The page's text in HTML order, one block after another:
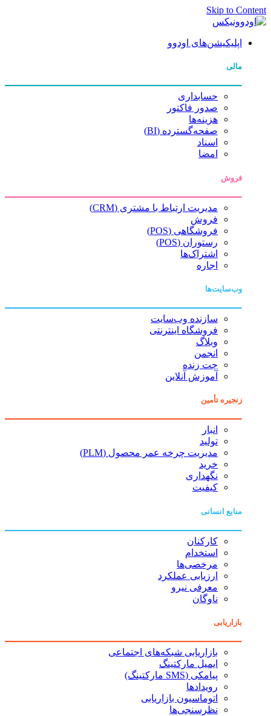
Skip to Content
اپلیکیشن‌های اودوو
مالی
حسابداری
صدور فاکتور
هزینه‌ها
صفحه‌گسترده (BI)
اسناد
امضا
فروش
مدیریت ارتباط با مشتری (CRM)
فروش
فروشگاهی (POS)
رستوران (POS)
اشتراک‌ها
اجاره
وب‌سایت‌ها
سازنده وب‌سایت
فروشگاه اینترنتی
وبلاگ
انجمن
چت زنده
آموزش آنلاین
زنجیره تأمین
انبار
تولید
مدیریت چرخه عمر محصول (PLM)
خرید
نگهداری
کیفیت
منابع انسانی
کارکنان
استخدام
مرخصی‌ها
ارزیابی عملکرد
معرفی نیرو
ناوگان
بازاریابی
بازاریابی شبکه‌های اجتماعی
ایمیل مارکتینگ
پیامکی (SMS مارکتینگ)
رویدادها
اتوماسیون بازاریابی
نظرسنجی‌ها